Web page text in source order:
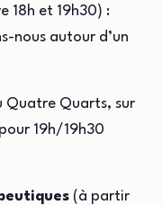
18h et 19h30) :
nous autour d’un
Quatre Quarts, sur
19h/19h30
(à partir